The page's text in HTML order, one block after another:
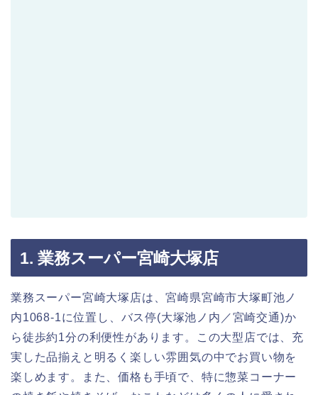
1. 業務スーパー宮崎大塚店
業務スーパー宮崎大塚店は、宮崎県宮崎市大塚町池ノ
内1068-1に位置し、バス停(大塚池ノ内／宮崎交通)か
ら徒歩約1分の利便性があります。この大型店では、充
実した品揃えと明るく楽しい雰囲気の中でお買い物を
楽しめます。また、価格も手頃で、特に惣菜コーナー